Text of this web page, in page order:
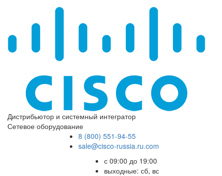
Дистрибьютор и системный интегратор
Сетевое оборудование
8 (800) 551-94-55
sale@cisco-russia.ru.com
с 09:00 до 19:00
выходные: сб, вс